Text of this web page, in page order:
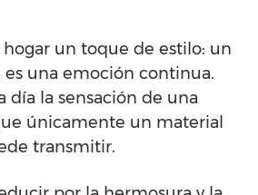
un toque de estilo: un
una emoción continua.
día la sensación de una
únicamente un material
transmitir.